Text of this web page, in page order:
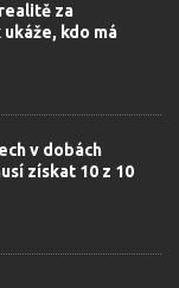
za
kdo má
v dobách
získat 10 z 10